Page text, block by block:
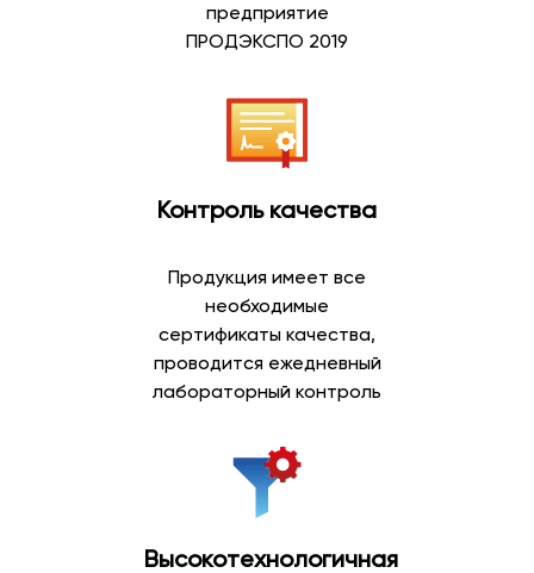
Артезианская вода добывается из глубоких подземных
водоносных горизонтов, защищенных от
грунта. Благодаря естественной фильтрации такая
вода отличается стабильным составом и приятным
Преимущества артезианской воды:
природное происхождение;
добыча из глубоких скважин;
сбалансированный минеральный состав;
возможность ежедневного употребления;
Артезианская вода пользуется высоким спросом
среди покупателей, которые предпочитают
натуральную питьевую воду для всей семьи.
предприятие
ПРОДЭКСПО 2019
Контроль качества
Продукция имеет все
необходимые
сертификаты качества,
проводится ежедневный
лабораторный контроль
Высокотехнологичная